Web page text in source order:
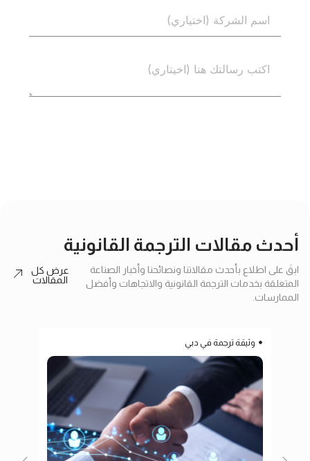
أحدث مقالات الترجمة القانونية
ابقَ على اطلاع بأحدث مقالاتنا ونصائحنا وأخبار الصناعة
المتعلقة بخدمات الترجمة القانونية والاتجاهات وأفضل
الممارسات.
عرض كل
المقالات
وثيقة ترجمة في دبي